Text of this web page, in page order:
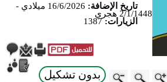
تاريخ الإضافة:
16/6/2026 ميلادي -
2/1/1448 هجري
الزيارات:1387
بدون تشكيل